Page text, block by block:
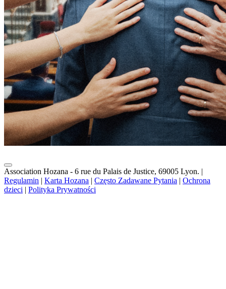
Association Hozana - 6 rue du Palais de Justice, 69005 Lyon. |
Regulamin | Karta Hozana | Często Zadawane Pytania | Ochrona
dzieci | Polityka Prywatności